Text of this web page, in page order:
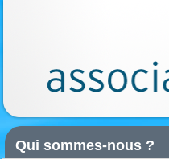
Qui sommes-nous ?